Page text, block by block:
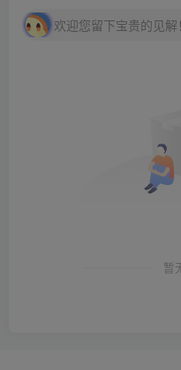
欢迎您留下宝贵的见解！
暂